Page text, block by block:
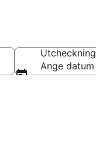
Utcheckning
Ange datum